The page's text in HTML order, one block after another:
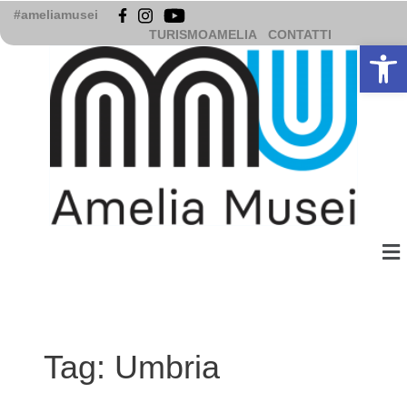
Vai
contenuto
#ameliamusei
TURISMOAMELIA
CONTATTI
Tag: Umbria
Apri la